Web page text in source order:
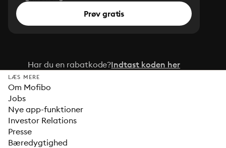
Prøv gratis
Har du en rabatkode?Indtast koden her
LÆS MERE
Om Mofibo
Jobs
Nye app-funktioner
Investor Relations
Presse
Bæredygtighed